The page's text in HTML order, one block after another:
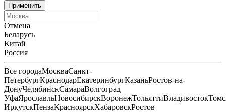
Применить
Отмена
Беларусь
Китай
Россия
Все городаМоскваСанкт-
ПетербургКраснодарЕкатеринбургКазаньРостов-на-
ДонуЧелябинскСамараВолгоград
УфаЯрославльНовосибирскВоронежТольяттиВладивосток
ИркутскПензаКрасноярскХабаровскРостов